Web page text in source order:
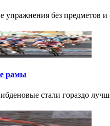
упражнения без предметов
рамы
стали гораздо